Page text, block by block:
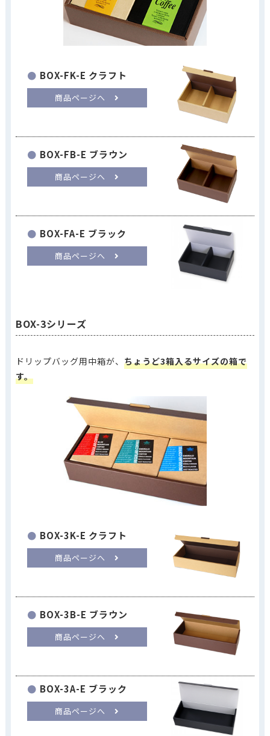
BOX-FK-E クラフト
商品ページへ
BOX-FB-E ブラウン
商品ページへ
BOX-FA-E ブラック
商品ページへ
BOX-3シリーズ
ドリップバッグ用中箱が、 ちょうど3箱入るサイズの箱で
す。
BOX-3K-E クラフト
商品ページへ
BOX-3B-E ブラウン
商品ページへ
BOX-3A-E ブラック
商品ページへ